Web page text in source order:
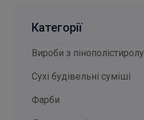
Категорії
Вироби з пінополістиролу
Сухі будівельні суміші
Фарби